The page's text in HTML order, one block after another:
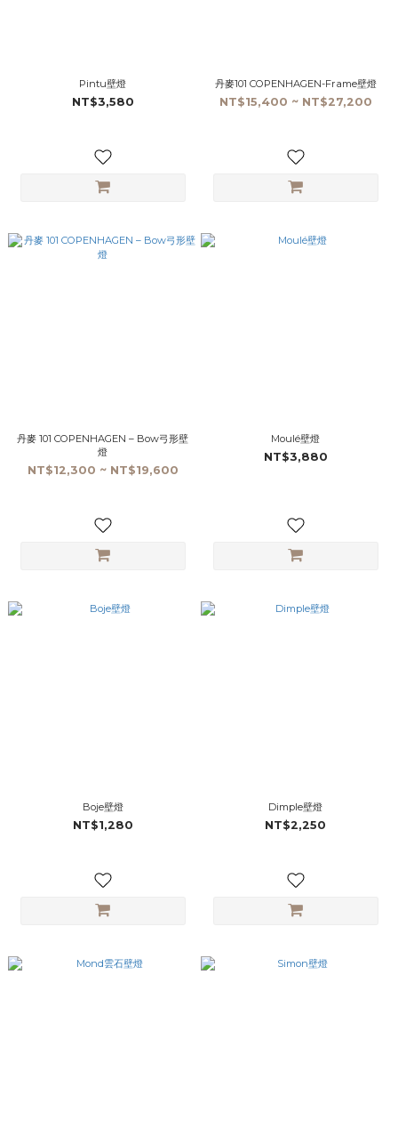
Pintu壁燈
NT$3,580
丹麥101 COPENHAGEN-Frame壁燈
NT$15,400 ~ NT$27,200
丹麥 101 COPENHAGEN – Bow弓形壁
燈
NT$12,300 ~ NT$19,600
Moulé壁燈
NT$3,880
Boje壁燈
NT$1,280
Dimple壁燈
NT$2,250